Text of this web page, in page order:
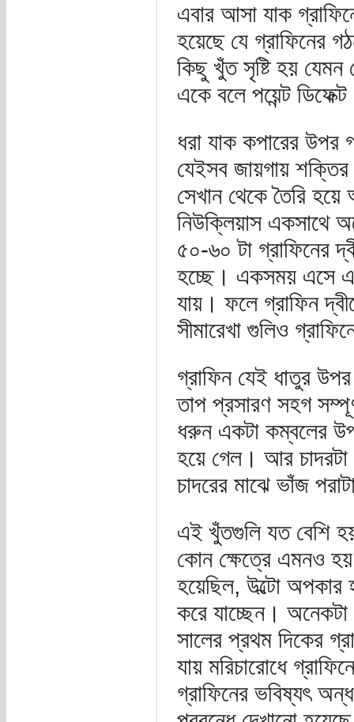
এবার আসা যাক
হয়েছে যে গ্রাফিনের
কিছু খুঁত সৃষ্টি হয়
একে বলে পয়েন্ট
ধরা যাক কপারের উপর
যেইসব জায়গায় শক্তির
সেখান থেকে তৈরি
নিউক্লিয়াস একসাথে
৫০-৬০ টা গ্রাফিনের
হচ্ছে। একসময় এসে এক
যায়। ফলে গ্রাফিন
সীমারেখা গুলিও
গ্রাফিন যেই ধাতুর
তাপ প্রসারণ সহগ
ধরুন একটা কম্বলের
হয়ে গেল। আর
চাদরের মাঝে ভাঁজ
এই খুঁতগুলি যত বেশি
কোন ক্ষেত্রে এমনও হয়
হয়েছিল, উল্টো
করে যাচ্ছেন।
সালের প্রথম দিকের
যায় মরিচারোধে
গ্রাফিনের ভবিষ্যৎ